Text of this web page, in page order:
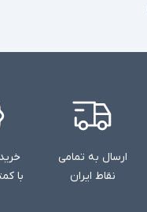
ارسال به تمامی
نقاط ایران
با